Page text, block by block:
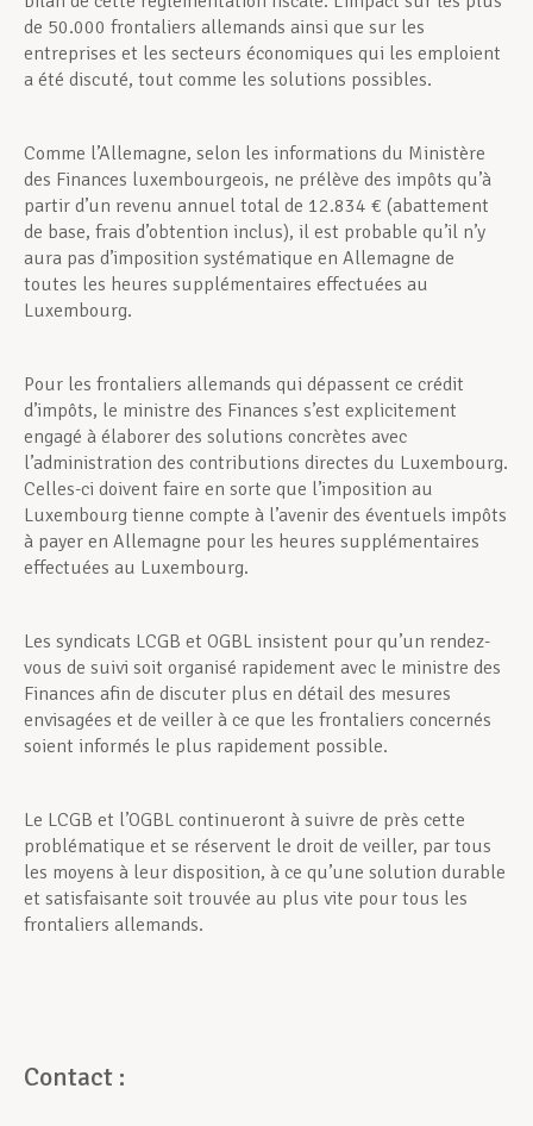
de 50.000 frontaliers allemands ainsi que sur les
entreprises et les secteurs économiques qui les emploient
a été discuté, tout comme les solutions possibles.
Comme l’Allemagne, selon les informations du Ministère
des Finances luxembourgeois, ne prélève des impôts qu’à
partir d’un revenu annuel total de 12.834 € (abattement
de base, frais d’obtention inclus), il est probable qu’il n’y
aura pas d’imposition systématique en Allemagne de
toutes les heures supplémentaires effectuées au
Luxembourg.
Pour les frontaliers allemands qui dépassent ce crédit
d’impôts, le ministre des Finances s’est explicitement
engagé à élaborer des solutions concrètes avec
l’administration des contributions directes du Luxembourg.
Celles-ci doivent faire en sorte que l’imposition au
Luxembourg tienne compte à l’avenir des éventuels impôts
à payer en Allemagne pour les heures supplémentaires
effectuées au Luxembourg.
Les syndicats LCGB et OGBL insistent pour qu’un rendez-
vous de suivi soit organisé rapidement avec le ministre des
Finances afin de discuter plus en détail des mesures
envisagées et de veiller à ce que les frontaliers concernés
soient informés le plus rapidement possible.
Le LCGB et l’OGBL continueront à suivre de près cette
problématique et se réservent le droit de veiller, par tous
les moyens à leur disposition, à ce qu’une solution durable
et satisfaisante soit trouvée au plus vite pour tous les
frontaliers allemands.
Contact :